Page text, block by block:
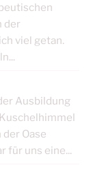
der
viel getan.
Ausbildung
Oase
für uns eine...